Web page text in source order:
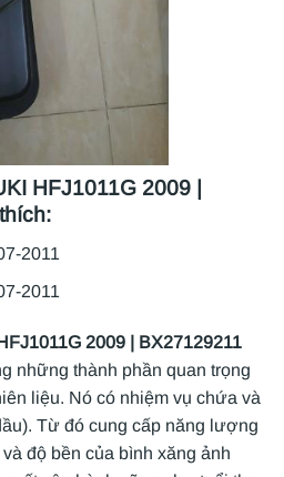
HFJ1011G 2009 |
2011
2011
2009 | BX27129211
những thành phần quan trọng
liệu. Nó có nhiệm vụ chứa và
Từ đó cung cấp năng lượng
độ bền của bình xăng ảnh